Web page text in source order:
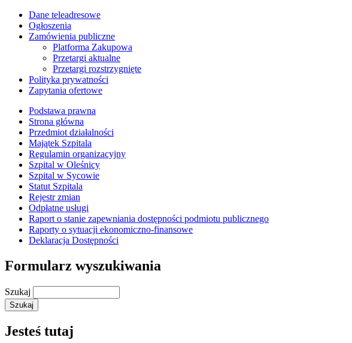
Dane teleadresowe
Ogłoszenia
Zamówienia publiczne
Platforma Zakupowa
Przetargi aktualne
Przetargi rozstrzygnięte
Polityka prywatności
Zapytania ofertowe
Podstawa prawna
Strona główna
Przedmiot działalności
Majątek Szpitala
Regulamin organizacyjny
Szpital w Oleśnicy
Szpital w Sycowie
Statut Szpitala
Rejestr zmian
Odpłatne usługi
Raport o stanie zapewniania dostępności podmiotu publicznego
Raporty o sytuacji ekonomiczno-finansowe
Deklaracja Dostępności
Formularz wyszukiwania
Szukaj
Jesteś tutaj